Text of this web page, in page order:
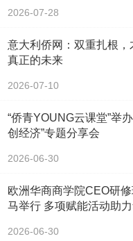
2026-07-28
意大利侨网：双重扎根，
真正的未来
2026-07-10
“侨青YOUNG云课堂”举
创经济”专题分享会
2026-06-30
欧洲华商商学院CEO研
马举行 多项赋能活动助
2026-06-30